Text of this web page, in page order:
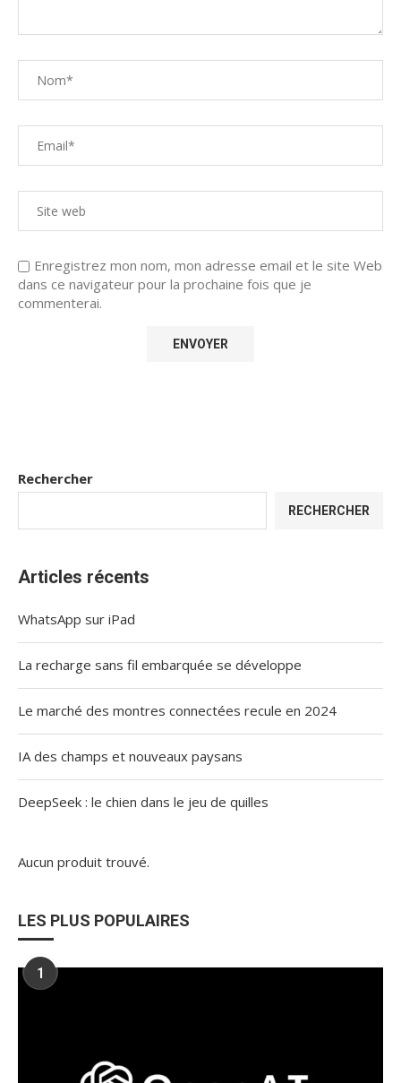
Enregistrez mon nom, mon adresse email et le site Web
dans ce navigateur pour la prochaine fois que je
commenterai.
Rechercher
RECHERCHER
Articles récents
WhatsApp sur iPad
La recharge sans fil embarquée se développe
Le marché des montres connectées recule en 2024
IA des champs et nouveaux paysans
DeepSeek : le chien dans le jeu de quilles
Aucun produit trouvé.
LES PLUS POPULAIRES
1